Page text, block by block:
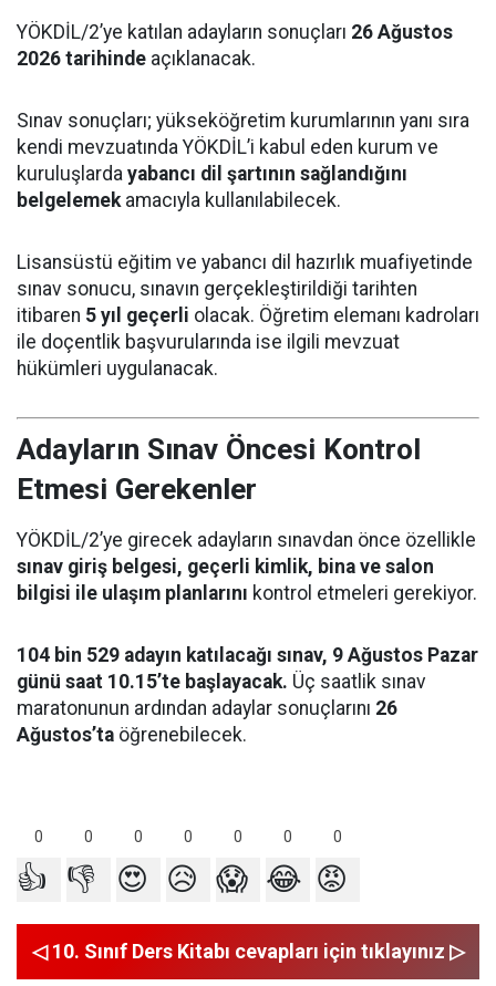
YÖKDİL/2’ye katılan adayların sonuçları 26 Ağustos
2026 tarihinde açıklanacak.
Sınav sonuçları; yükseköğretim kurumlarının yanı sıra
kendi mevzuatında YÖKDİL’i kabul eden kurum ve
kuruluşlarda yabancı dil şartının sağlandığını
belgelemekamacıyla kullanılabilecek.
Lisansüstü eğitim ve yabancı dil hazırlık muafiyetinde
sınav sonucu, sınavın gerçekleştirildiği tarihten
itibaren 5 yıl geçerli olacak. Öğretim elemanı kadroları
ile doçentlik başvurularında ise ilgili mevzuat
hükümleri uygulanacak.
Adayların Sınav Öncesi Kontrol
Etmesi Gerekenler
YÖKDİL/2’ye girecek adayların sınavdan önce özellikle
sınav giriş belgesi, geçerli kimlik, bina ve salon
bilgisi ile ulaşım planlarını kontrol etmeleri gerekiyor.
104 bin 529 adayın katılacağı sınav, 9 Ağustos Pazar
günü saat 10.15’te başlayacak. Üç saatlik sınav
maratonunun ardından adaylar sonuçlarını 26
Ağustos’ta öğrenebilecek.
0 0 0 0 0 0 0
👍 👎 😍 😥 😱 😂 😡
◁ 10. Sınıf Ders Kitabı cevapları için tıklayınız ▷